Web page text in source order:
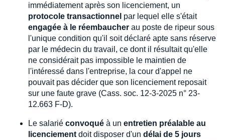
immédiatement après son licenciement, un
protocole transactionnel par lequel elle s'était
engagée à le réembaucher au poste de ripeur sous
l'unique condition qu'il soit déclaré apte sans réserve
par le médecin du travail, ce dont il résultait qu'elle
ne considérait pas impossible le maintien de
l'intéressé dans l'entreprise, la cour d'appel ne
pouvait pas décider que son licenciement reposait
sur une faute grave (Cass. soc. 12-3-2025 n° 23-
12.663 F-D).
Le salarié convoqué à un entretien préalable au
licenciement doit disposer d'un délai de 5 jours